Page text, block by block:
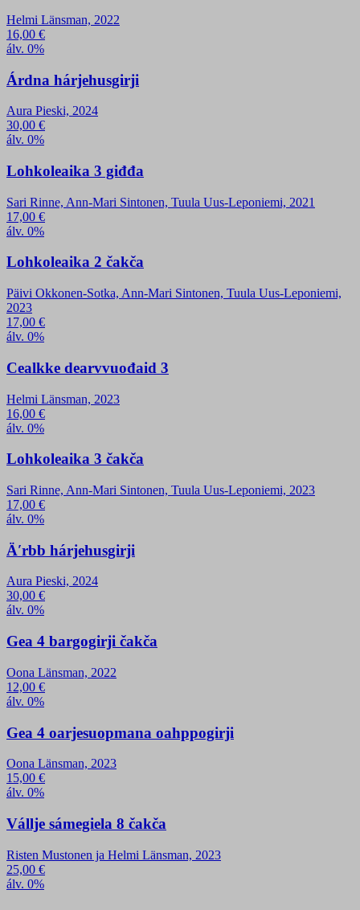
Helmi Länsman, 2022
16,00 €
álv. 0%
Árdna hárjehusgirji
Aura Pieski, 2024
30,00 €
álv. 0%
Lohkoleaika 3 giđđa
Sari Rinne, Ann-Mari Sintonen, Tuula Uus-Leponiemi, 2021
17,00 €
álv. 0%
Lohkoleaika 2 čakča
Päivi Okkonen-Sotka, Ann-Mari Sintonen, Tuula Uus-Leponiemi,
2023
17,00 €
álv. 0%
Cealkke dearvvuođaid 3
Helmi Länsman, 2023
16,00 €
álv. 0%
Lohkoleaika 3 čakča
Sari Rinne, Ann-Mari Sintonen, Tuula Uus-Leponiemi, 2023
17,00 €
álv. 0%
Äʹrbb hárjehusgirji
Aura Pieski, 2024
30,00 €
álv. 0%
Gea 4 bargogirji čakča
Oona Länsman, 2022
12,00 €
álv. 0%
Gea 4 oarjesuopmana oahppogirji
Oona Länsman, 2023
15,00 €
álv. 0%
Vállje sámegiela 8 čakča
Risten Mustonen ja Helmi Länsman, 2023
25,00 €
álv. 0%